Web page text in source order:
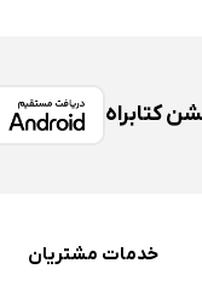
کتابراه
خدمات مشتریان